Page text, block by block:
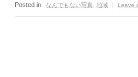
Posted in なんでもない写真 地域 Leave